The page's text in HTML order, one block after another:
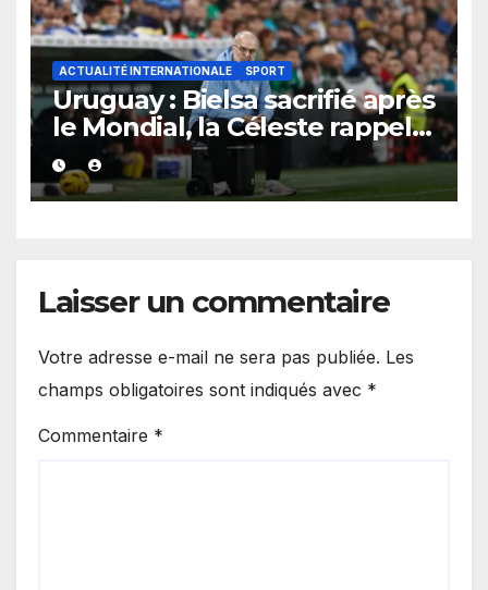
ACTUALITÉ INTERNATIONALE SPORT
Uruguay : Bielsa sacrifié après
le Mondial, la Céleste rappelle
l’une de ses plus grandes
légendes.
Laisser un commentaire
Votre adresse e-mail ne sera pas publiée. Les
champs obligatoires sont indiqués avec *
Commentaire *